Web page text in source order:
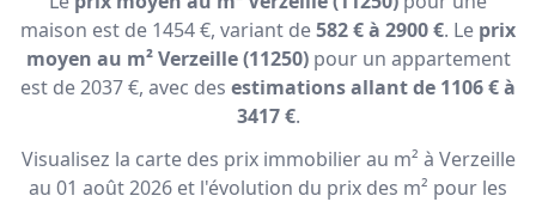
maison est de 1454 €, variant de582 € à 2900 €. Le prix
moyen au m² Verzeille (11250)pour un appartement
est de 2037 €, avec des estimations allant de 1106 € à
3417 €.
Visualisez la carte des prix immobilier au m² à Verzeille
au 01 août 2026 et l'évolution du prix des m² pour les